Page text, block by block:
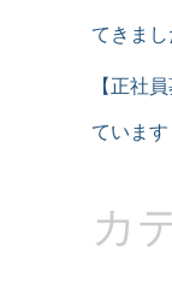
てきまし
【正社
ています
カ